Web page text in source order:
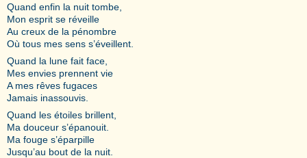
Quand enfin la nuit tombe,
Mon esprit se réveille
Au creux de la pénombre
Où tous mes sens s’éveillent.
Quand la lune fait face,
Mes envies prennent vie
A mes rêves fugaces
Jamais inassouvis.
Quand les étoiles brillent,
Ma douceur s’épanouit.
Ma fouge s’éparpille
Jusqu’au bout de la nuit.